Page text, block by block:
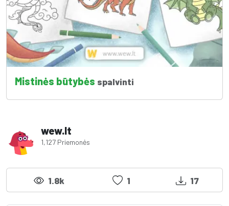
Mistinės būtybės spalvinti
wew.lt
1,127 Priemonės
1.8k 1 17